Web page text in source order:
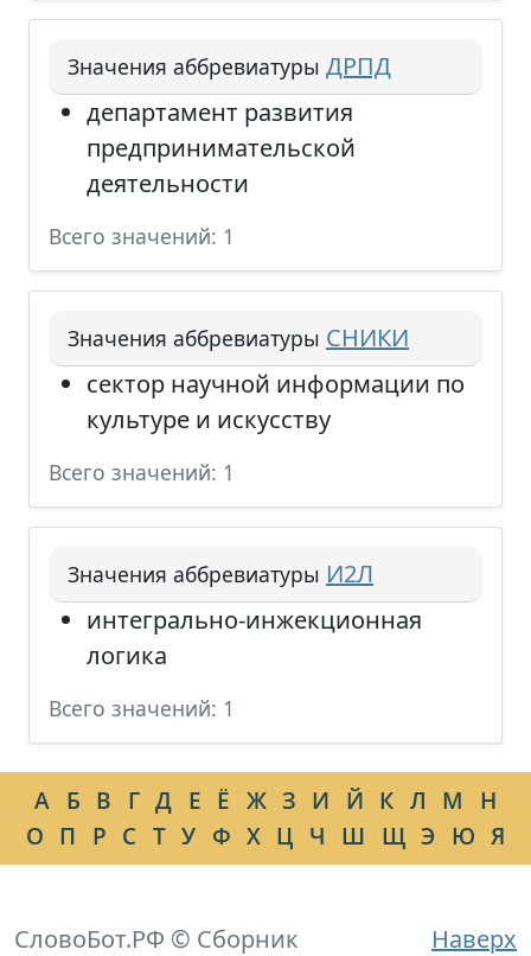
Значения аббревиатуры ДРПД
департамент развития
предпринимательской
деятельности
Всего значений: 1
Значения аббревиатуры СНИКИ
сектор научной информации по
культуре и искусству
Всего значений: 1
Значения аббревиатуры И2Л
интегрально-инжекционная
логика
Всего значений: 1
А Б В Г Д Е Ё Ж З И Й К Л М
Н
О П Р С Т У Ф Х Ц Ч Ш Щ Э Ю Я
Наверх
СловоБот.РФ © Сборник